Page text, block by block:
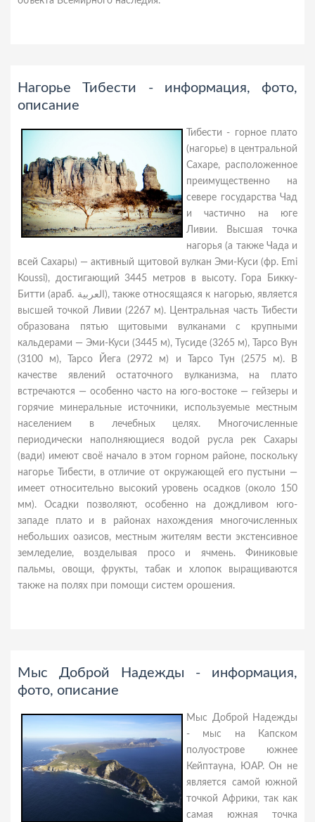
Нагорье Тибести - информация, фото,
описание
Тибести - горное плато
(нагорье) в центральной
Сахаре, расположенное
преимущественно на
севере государства Чад
и частично на юге
Ливии. Высшая точка
нагорья (а также Чада и
всей Сахары) — активный щитовой вулкан Эми-Куси (фр. Emi
Koussi), достигающий 3445 метров в высоту. Гора Бикку-
Битти (араб. العربية‎), также относящаяся к нагорью, является
высшей точкой Ливии (2267 м). Центральная часть Тибести
образована пятью щитовыми вулканами c крупными
кальдерами — Эми-Куси (3445 м), Тусиде (3265 м), Тарсо Вун
(3100 м), Тарсо Йега (2972 м) и Тарсо Тун (2575 м). В
качестве явлений остаточного вулканизма, на плато
встречаются — особенно часто на юго-востоке — гейзеры и
горячие минеральные источники, используемые местным
населением в лечебных целях. Многочисленные
периодически наполняющиеся водой русла рек Сахары
(вади) имеют своё начало в этом горном районе, поскольку
нагорье Тибести, в отличие от окружающей его пустыни —
имеет относительно высокий уровень осадков (около 150
мм). Осадки позволяют, особенно на дождливом юго-
западе плато и в районах нахождения многочисленных
небольших оазисов, местным жителям вести экстенсивное
земледелие, возделывая просо и ячмень. Финиковые
пальмы, овощи, фрукты, табак и хлопок выращиваются
также на полях при помощи систем орошения.
Мыс Доброй Надежды - информация,
фото, описание
Мыс Доброй Надежды
- мыс на Капском
полуострове южнее
Кейптауна, ЮАР. Он не
является самой южной
точкой Африки, так как
самая южная точка